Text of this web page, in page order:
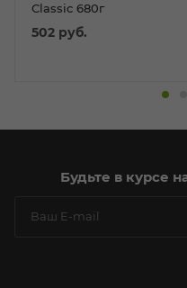
Classic 680г
502 руб.
Будьте в курсе